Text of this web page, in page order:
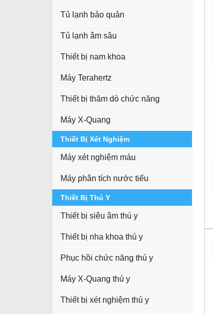
Tủ lạnh bảo quản
Tủ lạnh âm sâu
Thiết bị nam khoa
Máy Terahertz
Thiết bị thăm dò chức năng
Máy X-Quang
Thiết Bị Xét Nghiệm
Máy xét nghiệm máu
Máy phân tích nước tiểu
Thiết Bị Thú Y
Thiết bị siêu âm thú y
Thiết bị nha khoa thú y
Phục hồi chức năng thú y
Máy X-Quang thú y
Thiết bị xét nghiệm thú y